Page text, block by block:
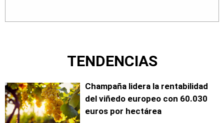
TENDENCIAS
Champaña lidera la rentabilidad
del viñedo europeo con 60.030
euros por hectárea